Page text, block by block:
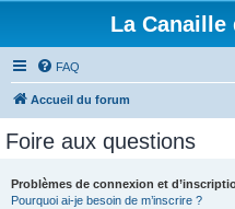
La Canaille
FAQ
Accueil du forum
Foire aux questions
Problèmes de connexion et
Pourquoi ai-je besoin de m’inscrire ?